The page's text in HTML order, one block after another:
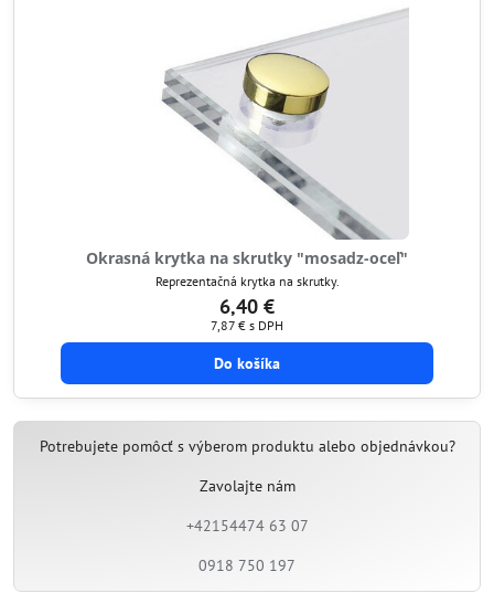
Okrasná krytka na skrutky "mosadz-oceľ"
Reprezentačná krytka na skrutky.
6,40 €
7,87 € s DPH
Do košíka
Potrebujete pomôcť s výberom produktu alebo objednávkou?
Zavolajte nám
+42154474 63 07
0918 750 197